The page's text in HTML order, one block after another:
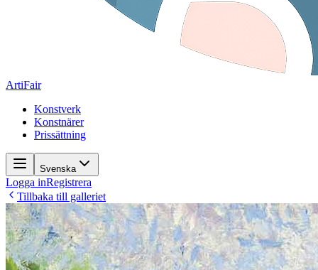
ArtiFair
Konstverk
Konstnärer
Prissättning
Svenska
Logga inRegistrera
Tillbaka till galleriet